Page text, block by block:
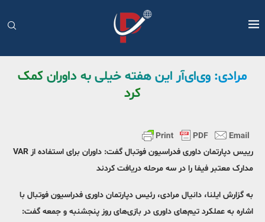
مرادی: وی‌ای‌آر این هفته خیلی به داوران کمک
کرد
رییس دپارتمان داوری فدراسیون فوتبال گفت: داوران برای استفاده از VAR
مدارک معتبر فیفا را در سه مرحله دریافت کردند
به گزارش ایلنا، دانیال مرادی، رئیس دپارتمان داوری فدراسیون فوتبال با
اشاره به عملکرد تیم‌های داوری در بازی‌های روز پنجشنبه و جمعه گفت: